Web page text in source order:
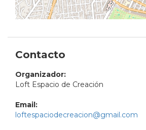
Contacto
Organizador:
Loft Espacio de Creación
Email:
loftespaciodecreacion@gmail.com